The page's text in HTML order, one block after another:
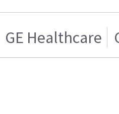
GE Healthcare